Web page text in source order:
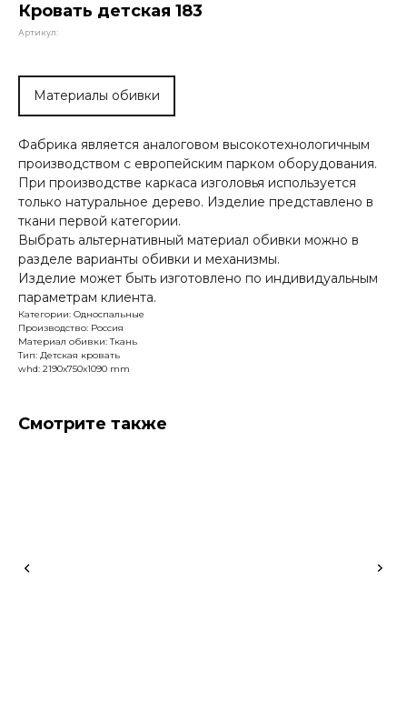
Кровать детская 183
Артикул:
Материалы обивки
Фабрика является аналоговом высокотехнологичным
производством с европейским парком оборудования.
При производстве каркаса изголовья используется
только натуральное дерево. Изделие представлено в
ткани первой категории.
Выбрать альтернативный материал обивки можно в
разделе варианты обивки и механизмы.
Изделие может быть изготовлено по индивидуальным
параметрам клиента.
Категории: Односпальные
Производство: Россия
Материал обивки: Ткань
Тип: Детская кровать
whd: 2190x750x1090 mm
Смотрите также